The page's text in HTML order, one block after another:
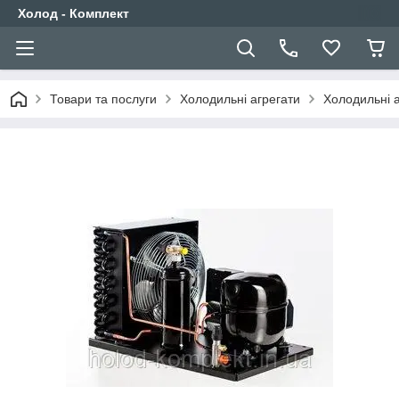
Холод - Комплект
Товари та послуги Холодильні агрегати Холодильні